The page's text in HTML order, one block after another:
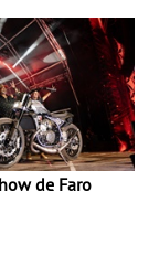
de Faro